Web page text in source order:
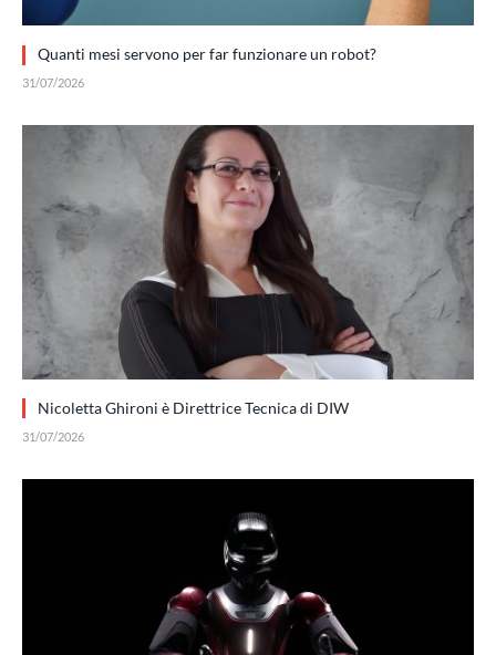
Quanti mesi servono per far funzionare un robot?
31/07/2026
Nicoletta Ghironi è Direttrice Tecnica di DIW
31/07/2026